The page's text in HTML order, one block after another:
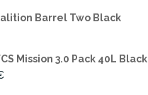
Barrel Two Black
Mission 3.0 Pack 40L Black